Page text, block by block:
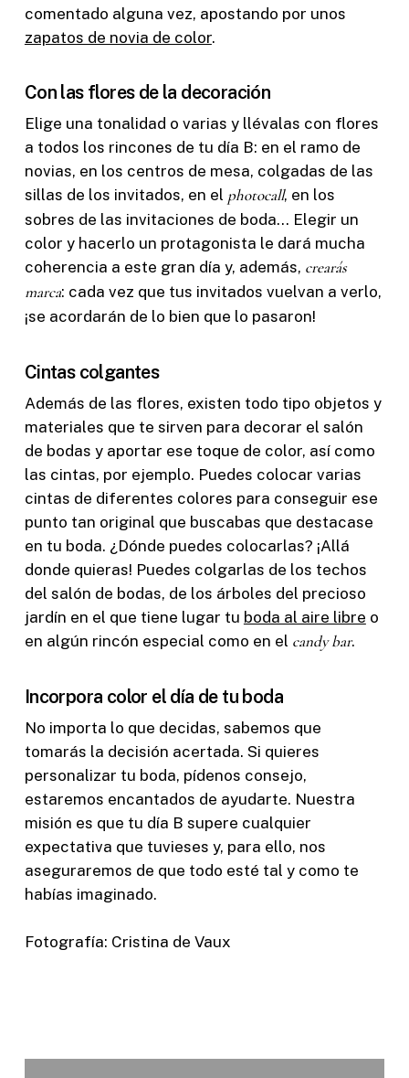
comentado alguna vez, apostando por unos
zapatos de novia de color.
Con las flores de la decoración
Elige una tonalidad o varias y llévalas con flores
a todos los rincones de tu día B: en el ramo de
novias, en los centros de mesa, colgadas de las
sillas de los invitados, en el photocall, en los
sobres de las invitaciones de boda… Elegir un
color y hacerlo un protagonista le dará mucha
coherencia a este gran día y, además, crearás
marca: cada vez que tus invitados vuelvan a verlo,
¡se acordarán de lo bien que lo pasaron!
Cintas colgantes
Además de las flores, existen todo tipo objetos y
materiales que te sirven para decorar el salón
de bodas y aportar ese toque de color, así como
las cintas, por ejemplo. Puedes colocar varias
cintas de diferentes colores para conseguir ese
punto tan original que buscabas que destacase
en tu boda. ¿Dónde puedes colocarlas? ¡Allá
donde quieras! Puedes colgarlas de los techos
del salón de bodas, de los árboles del precioso
jardín en el que tiene lugar tu boda al aire libre o
en algún rincón especial como en el candy bar.
Incorpora color el día de tu boda
No importa lo que decidas, sabemos que
tomarás la decisión acertada. Si quieres
personalizar tu boda, pídenos consejo,
estaremos encantados de ayudarte. Nuestra
misión es que tu día B supere cualquier
expectativa que tuvieses y, para ello, nos
aseguraremos de que todo esté tal y como te
habías imaginado.
Fotografía: Cristina de Vaux